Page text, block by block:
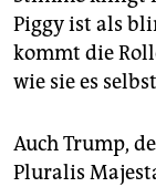
Piggy ist als
kommt die
wie sie es
Auch Trump,
Pluralis